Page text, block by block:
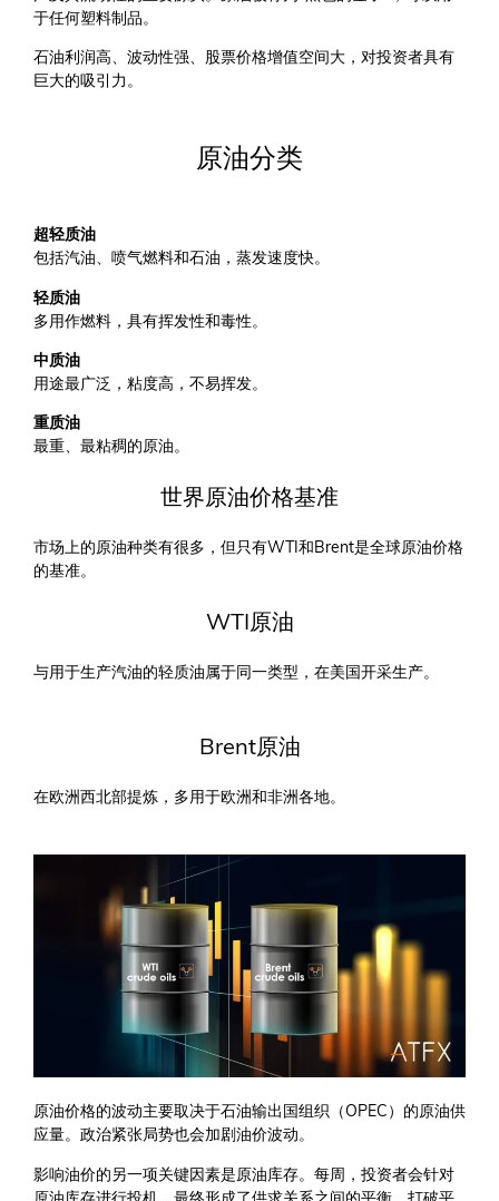
于任何塑料制品。
石油利润高、波动性强、股票价格增值空间大，对投资者具有
巨大的吸引力。
原油分类
超轻质油
包括汽油、喷气燃料和石油，蒸发速度快。
轻质油
多用作燃料，具有挥发性和毒性。
中质油
用途最广泛，粘度高，不易挥发。
重质油
最重、最粘稠的原油。
世界原油价格基准
市场上的原油种类有很多，但只有WTI和Brent是全球原油价格
的基准。
WTI原油
与用于生产汽油的轻质油属于同一类型，在美国开采生产。
Brent原油
在欧洲西北部提炼，多用于欧洲和非洲各地。
原油价格的波动主要取决于石油输出国组织（OPEC）的原油供
应量。政治紧张局势也会加剧油价波动。
影响油价的另一项关键因素是原油库存。每周，投资者会针对